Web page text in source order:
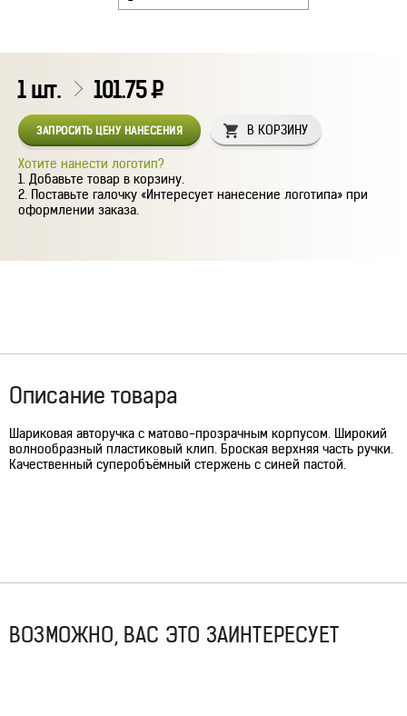
1шт. 101.75Р
ЗАПРОСИТЬ ЦЕНУ НАНЕСЕНИЯ В КОРЗИНУ
Хотите нанести логотип?
Добавьте товар в корзину.
Поставьте галочку «Интересует нанесение логотипа» при
оформлении заказа.
Описание товара
Шариковая авторучка с матово-прозрачным корпусом. Широкий
волнообразный пластиковый клип. Броская верхняя часть ручки.
Качественный суперобъёмный стержень с синей пастой.
ВОЗМОЖНО, ВАС ЭТО ЗАИНТЕРЕСУЕТ